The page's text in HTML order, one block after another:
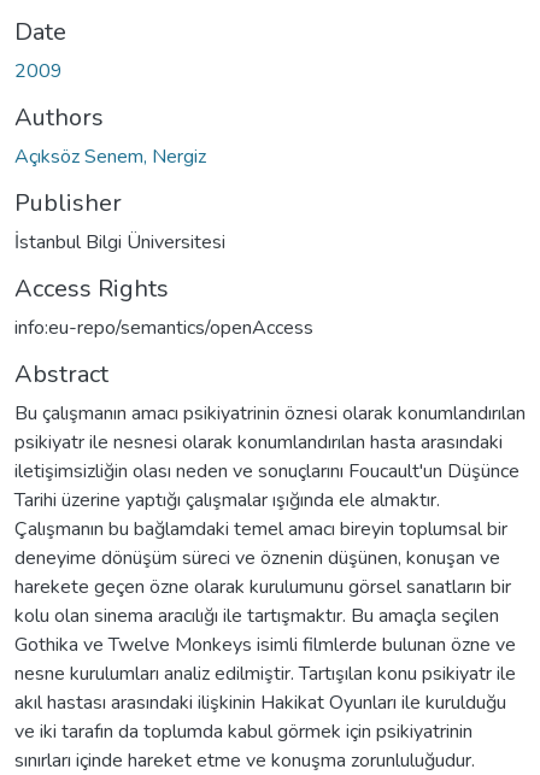
Date
2009
Authors
Açıksöz Senem, Nergiz
Publisher
İstanbul Bilgi Üniversitesi
Access Rights
info:eu-repo/semantics/openAccess
Abstract
Bu çalışmanın amacı psikiyatrinin öznesi olarak konumlandırılan
psikiyatr ile nesnesi olarak konumlandırılan hasta arasındaki
iletişimsizliğin olası neden ve sonuçlarını Foucault'un Düşünce
Tarihi üzerine yaptığı çalışmalar ışığında ele almaktır.
Çalışmanın bu bağlamdaki temel amacı bireyin toplumsal bir
deneyime dönüşüm süreci ve öznenin düşünen, konuşan ve
harekete geçen özne olarak kurulumunu görsel sanatların bir
kolu olan sinema aracılığı ile tartışmaktır. Bu amaçla seçilen
Gothika ve Twelve Monkeys isimli filmlerde bulunan özne ve
nesne kurulumları analiz edilmiştir. Tartışılan konu psikiyatr ile
akıl hastası arasındaki ilişkinin Hakikat Oyunları ile kurulduğu
ve iki tarafın da toplumda kabul görmek için psikiyatrinin
sınırları içinde hareket etme ve konuşma zorunluluğudur.